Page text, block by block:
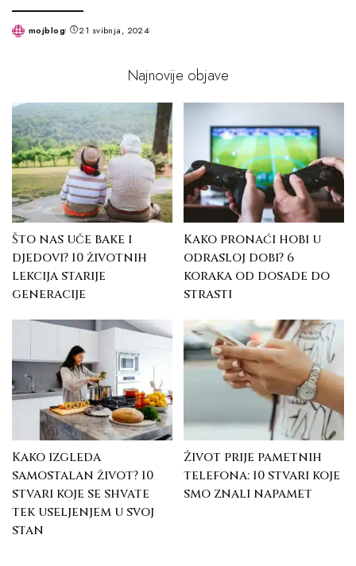
Postedmojblog 21 svibnja, 2024
Najnovije objave
Što nas uče bake i
djedovi? 10 životnih
lekcija starije
generacije
Kako pronaći hobi u
odrasloj dobi? 6
koraka od dosade do
strasti
Kako izgleda
samostalan život? 10
stvari koje se shvate
tek useljenjem u svoj
stan
Život prije pametnih
telefona: 10 stvari koje
smo znali napamet